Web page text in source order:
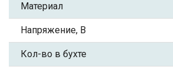
Материал
Напряжение, В
Кол-во в бухте